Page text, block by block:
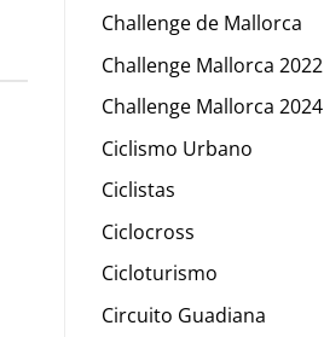
Challenge de Mallorca
Challenge Mallorca 2022
Challenge Mallorca 2024
Ciclismo Urbano
Ciclistas
Ciclocross
Cicloturismo
Circuito Guadiana